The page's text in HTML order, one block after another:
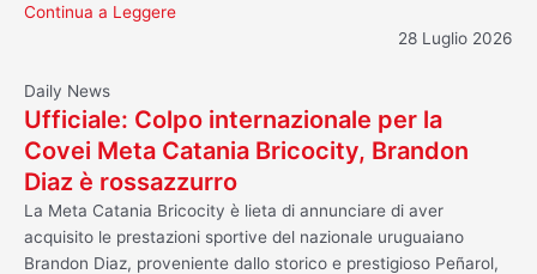
Continua a Leggere
28 Luglio 2026
Daily News
Ufficiale: Colpo internazionale per la
Covei Meta Catania Bricocity, Brandon
Diaz è rossazzurro
La Meta Catania Bricocity è lieta di annunciare di aver
acquisito le prestazioni sportive del nazionale uruguaiano
Brandon Diaz, proveniente dallo storico e prestigioso Peñarol,